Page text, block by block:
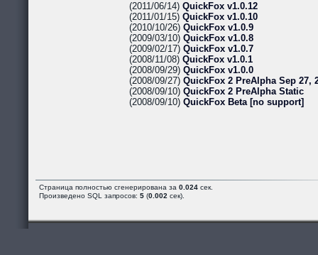
(2011/06/14) QuickFox v1.0.12
(2011/01/15) QuickFox v1.0.10
(2010/10/26) QuickFox v1.0.9
(2009/03/10) QuickFox v1.0.8
(2009/02/17) QuickFox v1.0.7
(2008/11/08) QuickFox v1.0.1
(2008/09/29) QuickFox v1.0.0
(2008/09/27) QuickFox 2 PreAlpha Sep 27,
(2008/09/10) QuickFox 2 PreAlpha Static
(2008/09/10) QuickFox Beta [no support]
Страница полностью сгенерирована за 0.024 сек.
Произведено SQL запросов: 5 (0.002 сек).